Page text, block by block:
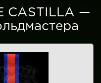
CASTILLA —